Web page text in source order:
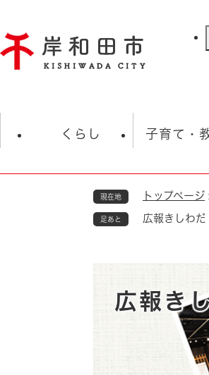
ジ
の
くらし
防災・防犯
子育て・
学校
現在地 トップページ
足あと 広報きしわ
広報き